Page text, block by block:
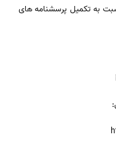
نسبت به تکمیل پرسشنامه های